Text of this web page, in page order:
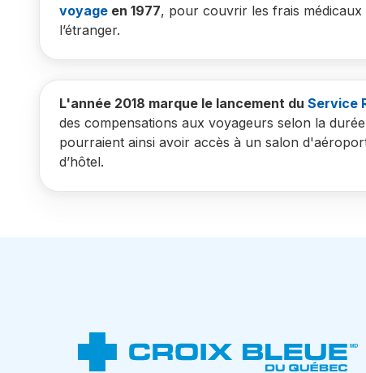
voyage en 1977, pour couvrir les frais médicaux
l’étranger.
L'année 2018 marque le lancement du Service
des compensations aux voyageurs selon la
pourraient ainsi avoir accès à un salon
d’hôtel.